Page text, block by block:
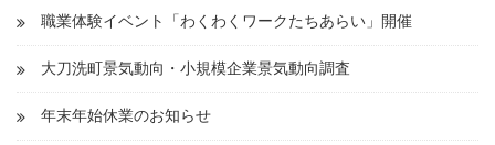
職業体験イベント「わくわくワークたちあらい」開催
大刀洗町景気動向・小規模企業景気動向調査
年末年始休業のお知らせ